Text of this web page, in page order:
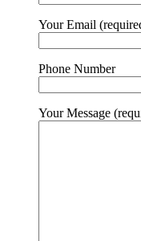
Your Email
Phone Number
Your Message